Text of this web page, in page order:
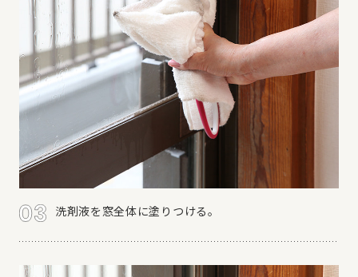
洗剤液を窓全体に塗りつける。